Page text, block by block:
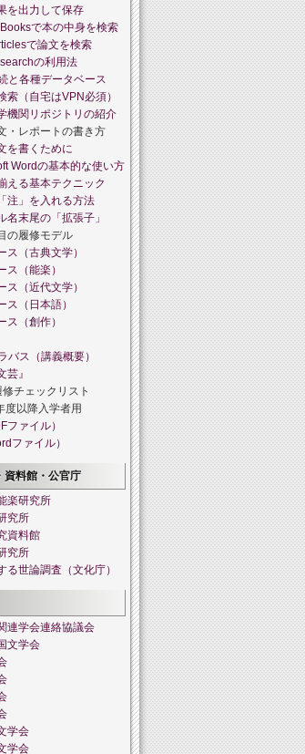
を出力して保存
で本の中身を検索
で論文を検索
の利用法
と各種データベース
索（自宅はVPN必須）
機関リポジトリの紹介
・レポートの書き方
を書くために
Wordの基本的な使い方
える基本テクニック
注」を入れる方法
名末尾の「拡張子」
の履修モデル
ス（古典文学）
ス（能楽）
ス（近代文学）
ス（日本語）
ス（創作）
バス（講義概要）
芸』
修チェックリスト
以降入学者用
ファイル）
ファイル）
資料館・公官庁
楽研究所
究所
資料館
究所
る世論調査（文化庁）
連学会連絡協議会
文学会
学会
学会